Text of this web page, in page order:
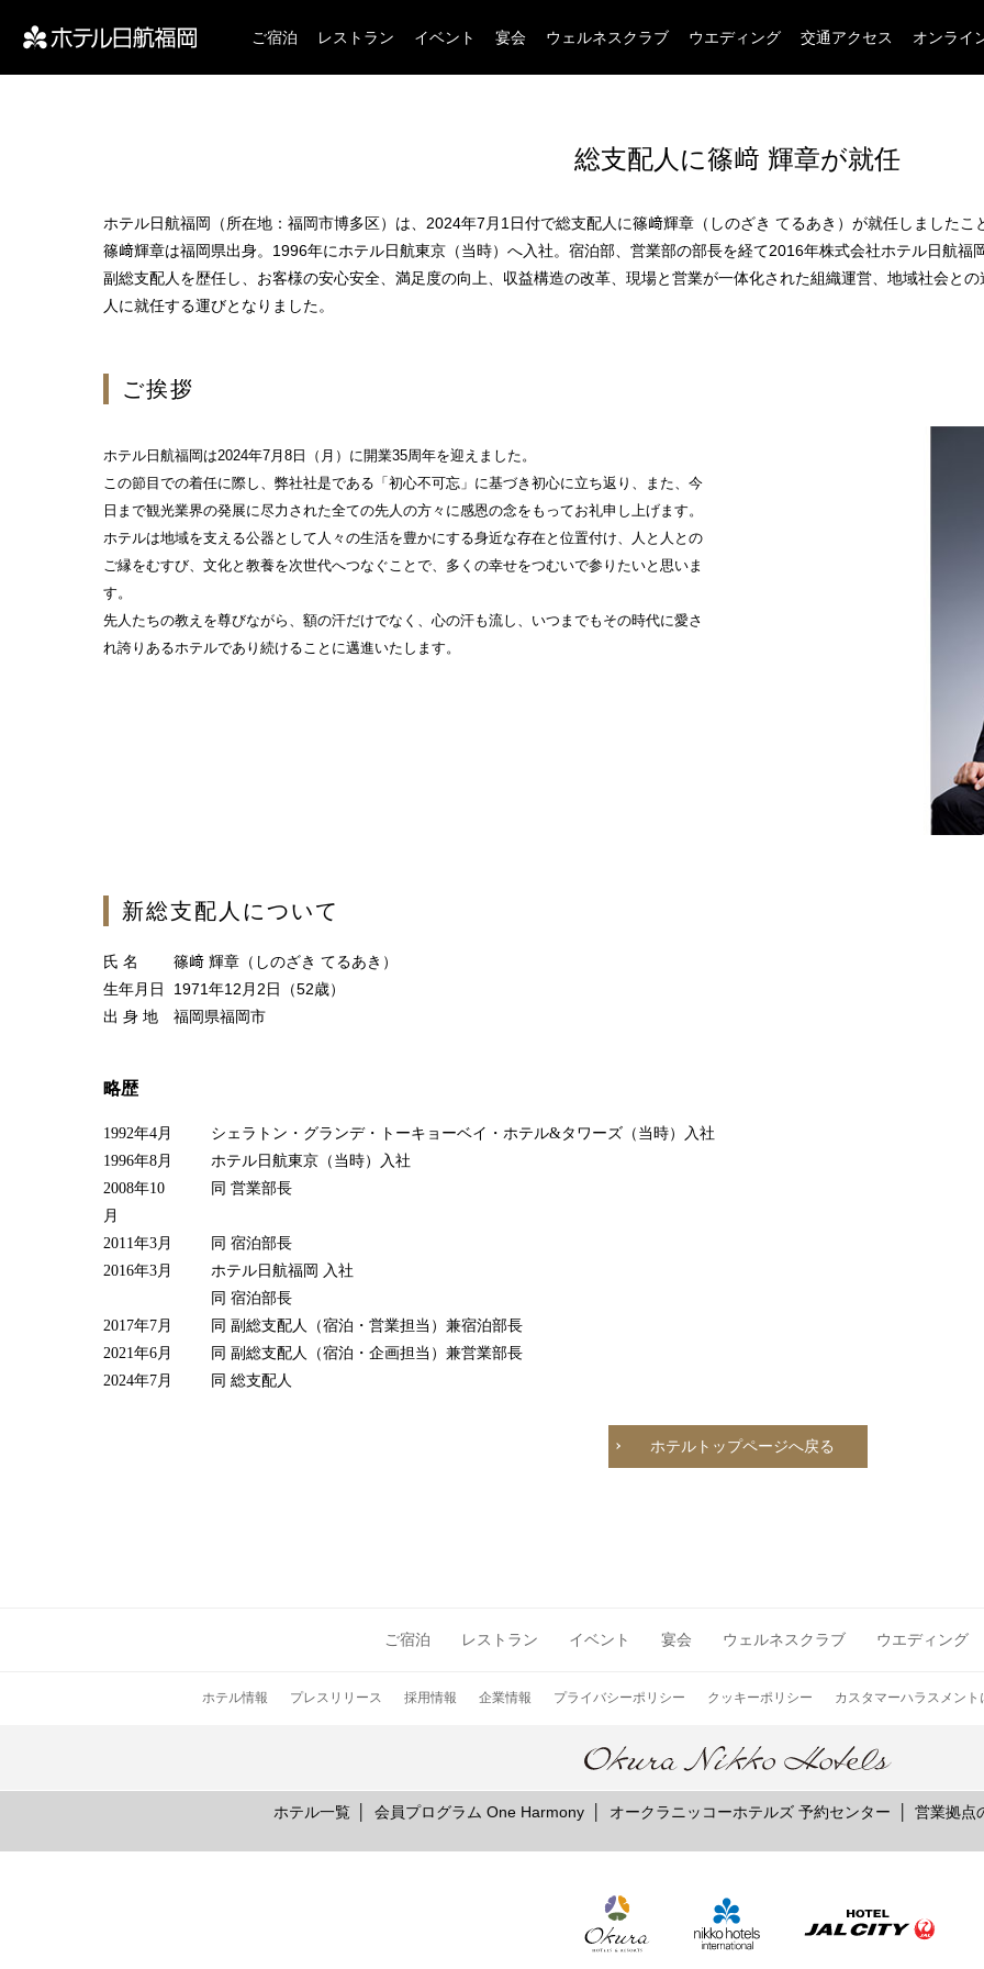
ご宿泊 レストラン イベント 宴会 ウェルネスクラブ ウエディング 交通アクセス オンライ
総支配人に篠﨑 輝章が就任
ホテル日航福岡
（所在地：福岡市博多区）は、2024年7月1日付で総支配人に篠﨑輝章（しのざき てるあき）が就任しましたこ
篠﨑輝章は福岡県出身。1996年にホテル日航東京 （当時）へ入社。宿泊部、営業部の部長を経て2016年株式会社ホテル日航福
副総支配人を歴任し、お客様の安心安全、満足度の向上、収益構造の改革、現場と営業が一体化された組織運営、地域社会と
人に就任する運びとなりました。
ご挨拶
ホテル日航福岡は2024年7月8日（月）に開業35周年を迎えました。
この節目での着任に際し、弊社社是である「初心不可忘」に基づき初心に立ち返り、また、今
日まで観光業界の発展に尽力された全ての先人の方々に感恩の念をもってお礼申し上げます。
ホテルは地域を支える公器として人々の生活を豊かにする身近な存在と位置付け、人と人との
ご縁をむすび、文化と教養を次世代へつなぐことで、多くの幸せをつむいで参りたいと思いま
す。
先人たちの教えを尊びながら、額の汗だけでなく、心の汗も流し、いつまでもその時代に愛さ
れ誇りあるホテルであり続けることに邁進いたします。
新総支配人について
氏 名 篠﨑 輝章（しのざき てるあき）
生年月日 1971年12月2日（52歳）
出 身 地 福岡県福岡市
略歴
1992年4月
シェラトン・グランデ・トーキョーベイ・ホテル&タワーズ（当時）入社
1996年8月
ホテル日航東京（当時）入社
2008年10
月
同 営業部長
2011年3月
同 宿泊部長
2016年3月
ホテル日航福岡 入社
同 宿泊部長
2017年7月
同 副総支配人（宿泊・営業担当）兼宿泊部長
2021年6月
同 副総支配人（宿泊・企画担当）兼営業部長
2024年7月
同 総支配人
ホテルトップページへ戻る
ご宿泊 レストラン イベント 宴会 ウェルネスクラブ ウエディング
ホテル情報 プレスリリース 採用情報 企業情報 プライバシーポリシー クッキーポリシー カスタマーハラスメン
ホテル一覧 会員プログラム One Harmony オークラニッコーホテルズ 予約センター 営業拠点
ご予約を承っております
2F 鉄板焼